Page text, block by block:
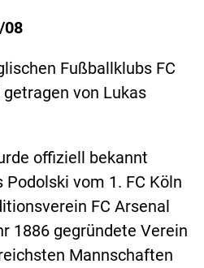
08
Fußballklubs FC
von Lukas
offiziell bekannt
Podolski vom 1. FC Köln
FC Arsenal
1886 gegründete Verein
Mannschaften